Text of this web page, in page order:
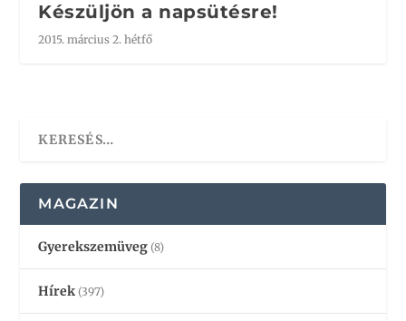
Készüljön a napsütésre!
2015. március 2. hétfő
MAGAZIN
Gyerekszemüveg (8)
Hírek (397)